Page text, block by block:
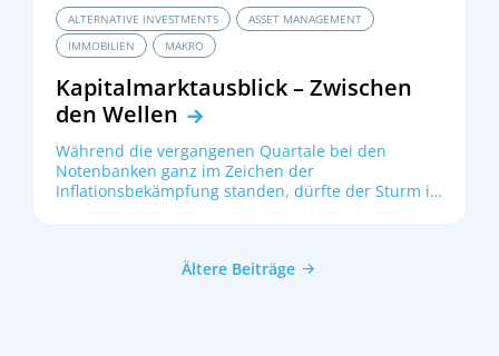
ALTERNATIVE INVESTMENTS
ASSET MANAGEMENT
IMMOBILIEN
MAKRO
Kapitalmarktausblick – Zwischen
den Wellen
Während die vergangenen Quartale bei den
Notenbanken ganz im Zeichen der
Inflationsbekämpfung standen, dürfte der Sturm in
gewollt konjunkturdämpfenden Effekte der
Ältere Beiträge